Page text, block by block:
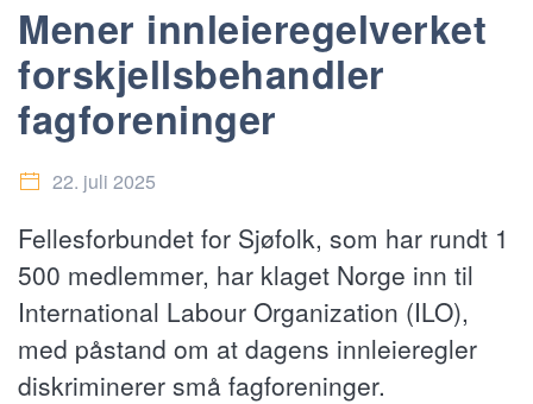
Mener innleieregelverket
forskjellsbehandler
fagforeninger
22. juli 2025
Fellesforbundet for Sjøfolk, som har rundt 1
500 medlemmer, har klaget Norge inn til
International Labour Organization (ILO),
med påstand om at dagens innleieregler
diskriminerer små fagforeninger.